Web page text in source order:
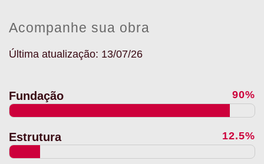
Acompanhe sua obra
Última atualização: 13/07/26
Fundação 90%
Estrutura 12.5%